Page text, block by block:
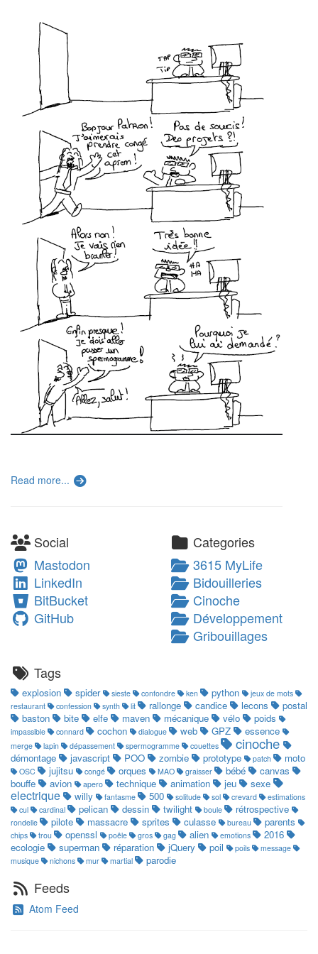
Read more...
Social
Mastodon
LinkedIn
BitBucket
GitHub
Categories
3615 MyLife
Bidouilleries
Cinoche
Développement
Gribouillages
Tags
explosion spider sieste confondre ken python
jeux de mots
restaurant
confession synth lit rallonge candice lecons
postal
baston
bite elfe maven mécanique vélo poids
impassible connard cochon dialogue web GPZ essence
merge lapin dépassement spermogramme couettes cinoche
démontage javascript POO zombie prototype patch moto
OSC jujitsu congé orques MAO graisser bébé
canvas
bouffe
avion apero technique animation jeu sexe
electrique willy fantasme 500 solitude sol crevard
estimations
cul
cardinal pelican dessin twilight boule rétrospective
rondelle pilote massacre sprites culasse bureau parents
chips trou openssl poêle gros gag alien emotions
2016
ecologie
superman réparation jQuery poil poils
message
musique
nichons mur martial parodie
Feeds
Atom Feed